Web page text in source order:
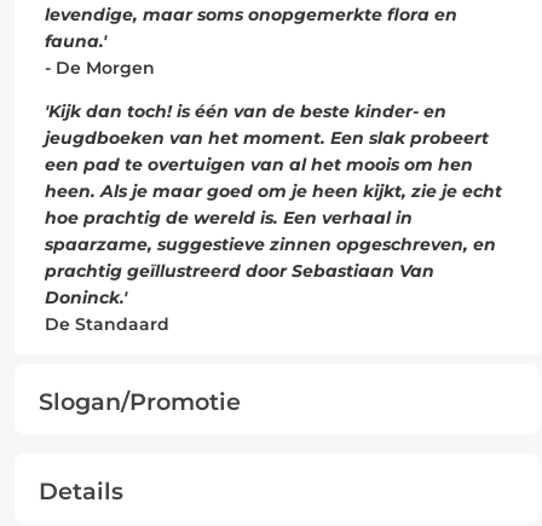
levendige, maar soms onopgemerkte flora en
fauna.'
- De Morgen
'Kijk dan toch! is één van de beste kinder- en
jeugdboeken van het moment. Een slak probeert
een pad te overtuigen van al het moois om hen
heen. Als je maar goed om je heen kijkt, zie je echt
hoe prachtig de wereld is. Een verhaal in
spaarzame, suggestieve zinnen opgeschreven, en
prachtig geïllustreerd door Sebastiaan Van
Doninck.'
De Standaard
Slogan/Promotie
Details